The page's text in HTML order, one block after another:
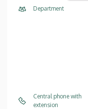
Department
Central phone with
extension